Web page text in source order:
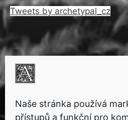
Naše stránka používá
přístupů a funkční pro
Tweets by archetypal_cz